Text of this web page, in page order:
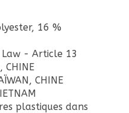
16 %
Law - Article 13
CHINE
CHINE
plastiques dans